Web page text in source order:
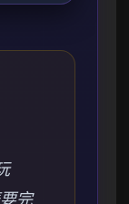
完